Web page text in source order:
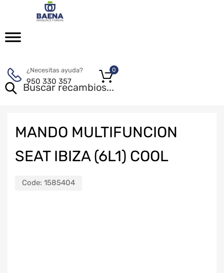
¿Necesitas ayuda?
950 330 357
0
MANDO MULTIFUNCION
SEAT IBIZA (6L1) COOL
Code: 1585404